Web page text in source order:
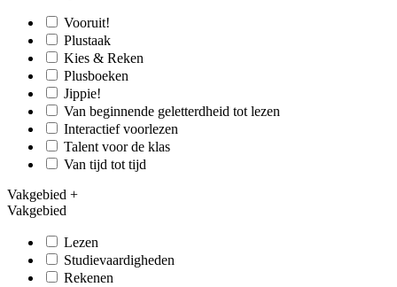
Vooruit!
Plustaak
Kies & Reken
Plusboeken
Jippie!
Van beginnende geletterdheid tot lezen
Interactief voorlezen
Talent voor de klas
Van tijd tot tijd
Vakgebied +
Vakgebied
Lezen
Studievaardigheden
Rekenen